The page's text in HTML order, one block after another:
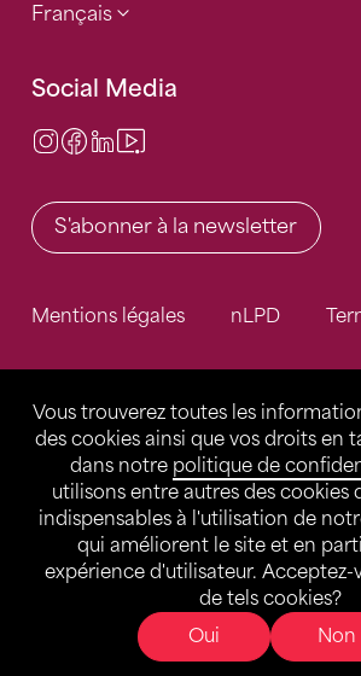
Vous trouverez toutes les
des cookies ainsi que vos droits en
dans notre politique de
utilisons entre autres des cookies
indispensables à l'utilisation de
qui améliorent le site et en
expérience d'utilisateur. Acceptez-
de tels cookies?
Oui
Non
Français
Social Media
Instagram
Facebook
LinkedIn
S'abonner à la newsletter
Mentions légales nLPD